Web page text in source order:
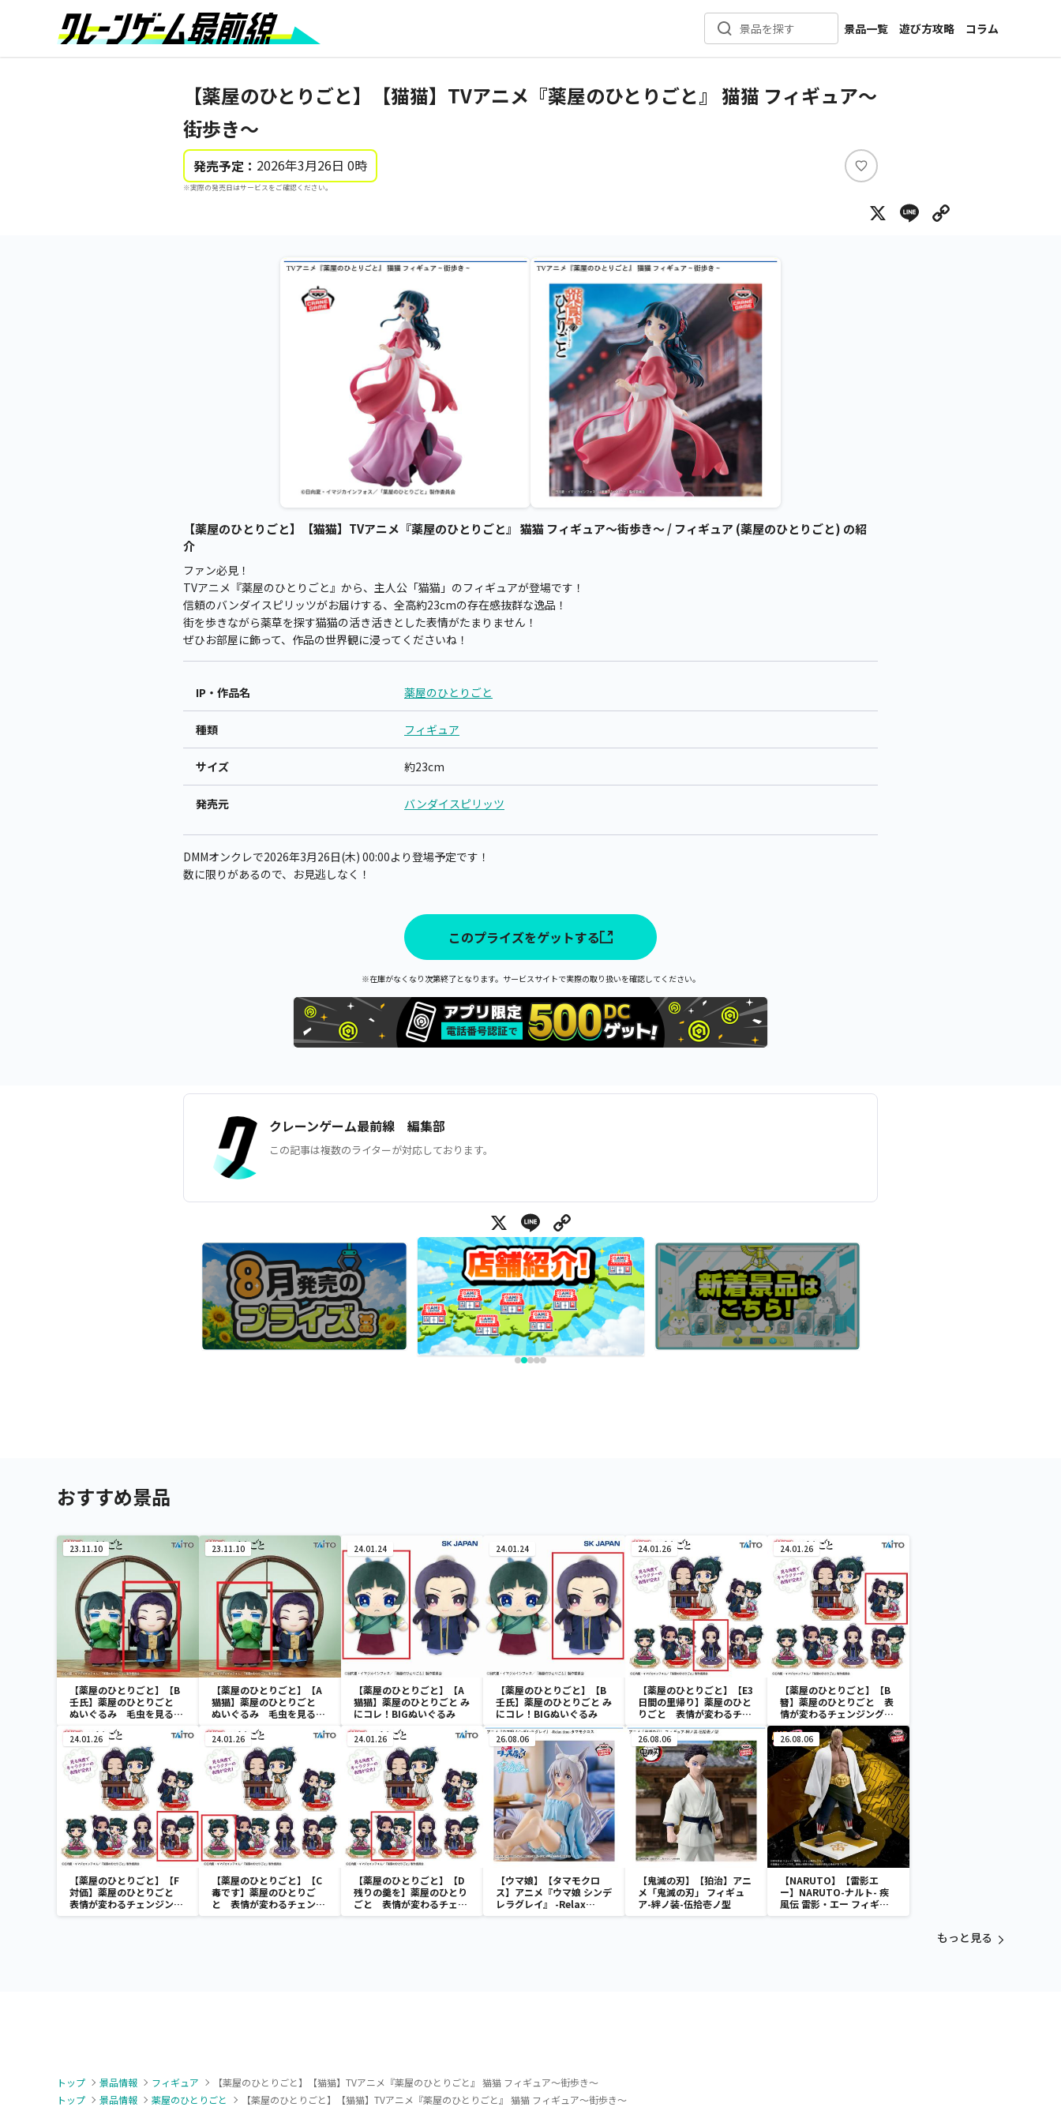
景品を探す
景品一覧
新着景品
遊び方攻略
コラム
インタビュー
【薬屋のひとりごと】【猫猫】TVアニメ『薬屋のひとりごと』 猫猫 フィギュア～
街歩き～
発売予定： 2026年3月26日 0時
※実際の発売日はサービスをご確認ください。
い
ね
X Line
【薬屋のひとりごと】【猫猫】TVアニメ『薬屋のひとりごと』 猫猫 フィギュア～街歩き～ / フィギュア (薬屋のひとりごと) の紹
介
ファン必見！
TVアニメ『薬屋のひとりごと』から、主人公「猫猫」のフィギュアが登場です！
信頼のバンダイスピリッツがお届けする、全高約23cmの存在感抜群な逸品！
街を歩きながら薬草を探す猫猫の活き活きとした表情がたまりません！
ぜひお部屋に飾って、作品の世界観に浸ってくださいね！
IP・作品名 薬屋のひとりごと
種類 フィギュア
サイズ 約23cm
発売元 バンダイスピリッツ
DMMオンクレで2026年3月26日(木) 00:00より登場予定です！
数に限りがあるので、お見逃しなく！
このプライズをゲットする
※在庫がなくなり次第終了となります。サービスサイトで実際の取り扱いを確認してください。
クレーンゲーム最前線 編集部
この記事は複数のライターが対応しております。
X Line
おすすめ景品
23.11.10
【薬屋のひとりごと】【B
壬氏】薬屋のひとりごと
ぬいぐるみ 毛虫を見るよ
23.11.10
【薬屋のひとりごと】【A
猫猫】薬屋のひとりごと
ぬいぐるみ 毛虫を見るよ
24.01.24
【薬屋のひとりごと】【A
猫猫】薬屋のひとりごと み
にコレ！BIGぬいぐるみ
24.01.24
【薬屋のひとりごと】【B
壬氏】薬屋のひとりごと み
にコレ！BIGぬいぐるみ
24.01.26
【薬屋のひとりごと】【E3
日間の里帰り】薬屋のひと
りごと 表情が変わるチェ
ンジングアクリルスタンド
24.01.26
【薬屋のひとりごと】【B
簪】薬屋のひとりごと 表
情が変わるチェンジングア
クリルスタンド
24.01.26
【薬屋のひとりごと】【F
対価】薬屋のひとりごと
表情が変わるチェンジング
アクリルスタンド
24.01.26
【薬屋のひとりごと】【C
毒です】薬屋のひとりご
と 表情が変わるチェンジ
ングアクリルスタンド
24.01.26
【薬屋のひとりごと】【D
残りの羹を】薬屋のひとり
ごと 表情が変わるチェン
ジングアクリルスタンド
26.08.06
【ウマ娘】【タマモクロ
ス】アニメ『ウマ娘 シンデ
レラグレイ』 -Relax
time-タマモクロス
26.08.06
【鬼滅の刃】【狛治】アニ
メ「鬼滅の刃」 フィギュ
ア-絆ノ装-伍拾壱ノ型
26.08.06
【NARUTO】【雷影エ
ー】NARUTO-ナルト- 疾
風伝 雷影・エー フィギュ
ア～五影集結…!!～
もっと見る
トップ 景品情報 フィギュア
【薬屋のひとりごと】【猫猫】TVアニメ『薬屋のひとりごと』 猫猫 フィギュア～街歩き～
トップ
景品情報 薬屋のひとりごと 【薬屋のひとりごと】【猫猫】TVアニメ『薬屋のひとりごと』 猫猫 フィギュア～街歩き～